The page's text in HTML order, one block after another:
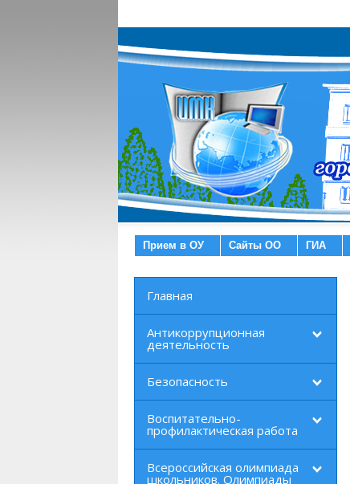
Прием в ОУ Сайты ОО ГИА
Главная
Антикоррупционная
деятельность
Безопасность
Воспитательно-
профилактическая работа
Всероссийская олимпиада
школьников. Олимпиады